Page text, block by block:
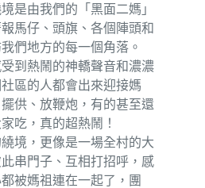
是由我們的「黑面二媽」
馬仔、頭旗、各個陣頭和
們地方的每一個角落。
到熱鬧的神轎聲音和濃濃
區的人都會出來迎接媽
供、放鞭炮，有的甚至還
吃，真的超熱鬧！
境，更像是一場全村的大
串門子、互相打招呼，感
被媽祖連在一起了，團